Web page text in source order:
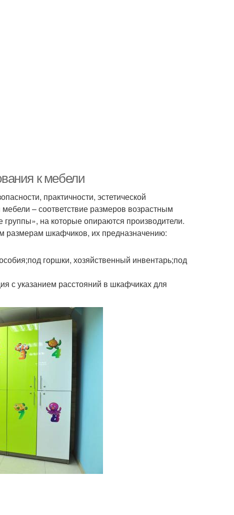
к мебели
практичности, эстетической
– соответствие размеров возрастным
на которые опираются производители.
размерам шкафчиков, их предназначению:
горшки, хозяйственный инвентарь;под
с указанием расстояний в шкафчиках для